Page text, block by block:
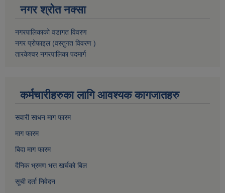
नगर श्रोत नक्सा
नगरपालिकाको वडागत विवरण
नगर प्रोफाइल (वस्तुगत विवरण )
तारकेश्वर नगरपालिका पदमार्ग
कर्मचारीहरुका लागि आवश्यक कागजातहरु
सवारी साधन माग फारम
माग फारम
बिदा माग फारम
दैनिक भ्रमण भत्त खर्चको बिल
सूची दर्ता निवेदन